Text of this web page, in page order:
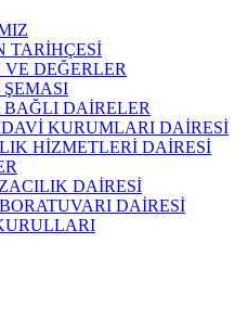
TARİHÇESİ
DEĞERLER
DAİRELER
KURUMLARI DAİRESİ
HİZMETLERİ DAİRESİ
DAİRESİ
DAİRESİ